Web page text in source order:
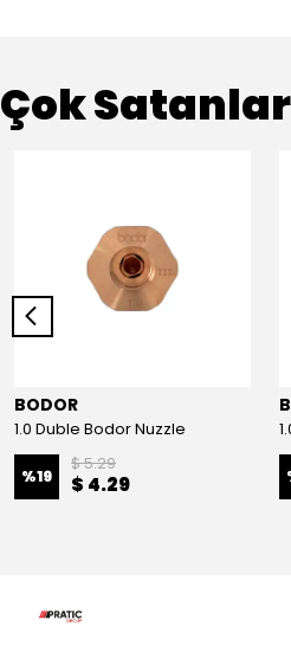
Çok Satanlar
BODOR
1.0 Duble Bodor Nuzzle
%19
$ 5.29
$ 4.29